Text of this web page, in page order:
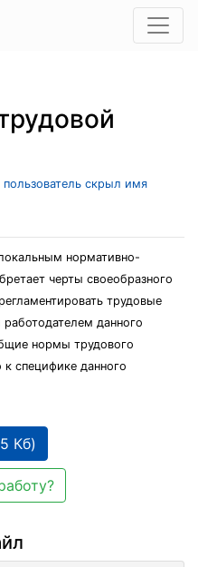
скрыл имя
нормативно-
черты своеобразного
трудовые
данного
нормы трудового
к специфике данного
Кб)